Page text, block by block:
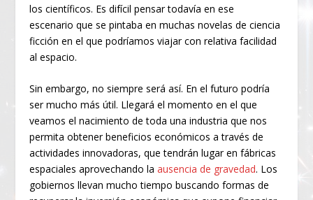
los científicos. Es difícil pensar todavía en ese
escenario que se pintaba en muchas novelas de ciencia
ficción en el que podríamos viajar con relativa facilidad
al espacio.
Sin embargo, no siempre será así. En el futuro podría
ser mucho más útil. Llegará el momento en el que
veamos el nacimiento de toda una industria que nos
permita obtener beneficios económicos a través de
actividades innovadoras, que tendrán lugar en fábricas
espaciales aprovechando laausencia de gravedad. Los
gobiernos llevan mucho tiempo buscando formas de